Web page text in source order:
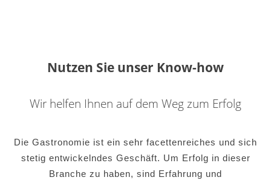
Nutzen Sie unser Know-how
Wir helfen Ihnen auf dem Weg zum Erfolg
Die Gastronomie ist ein sehr facettenreiches und sich
stetig entwickelndes Geschäft. Um Erfolg in dieser
Branche zu haben, sind Erfahrung und